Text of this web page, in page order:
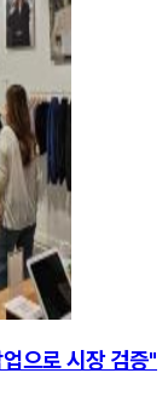
으로 시장 검증"